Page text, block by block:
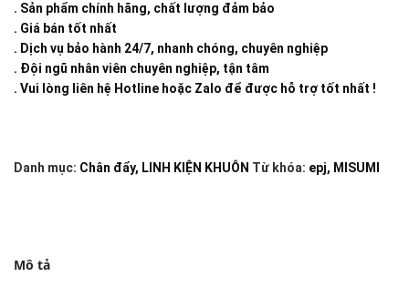
. Sản phẩm chính hãng, chất lượng đảm bảo
. Giá bán tốt nhất
. Dịch vụ bảo hành 24/7, nhanh chóng, chuyên nghiệp
. Đội ngũ nhân viên chuyên nghiệp, tận tâm
. Vui lòng liên hệ Hotline hoặc Zalo để được hỗ trợ tốt nhất !
Danh mục: Chân đẩy, LINH KIỆN KHUÔN Từ khóa: epj, MISUMI
Mô tả